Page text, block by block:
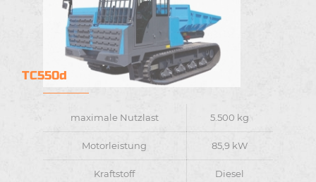
TC550d
maximale Nutzlast 5.500 kg
Motorleistung 85,9 kW
Kraftstoff Diesel